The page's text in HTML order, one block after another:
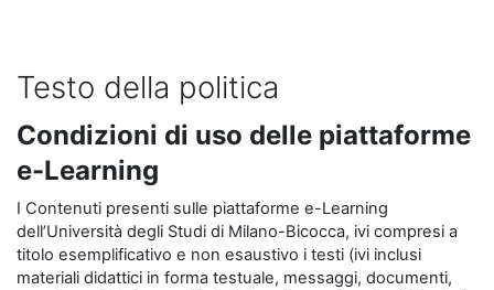
Testo della politica
Condizioni di uso delle piattaforme
e-Learning
I Contenuti presenti sulle piattaforme e-Learning
dell’Università degli Studi di Milano-Bicocca, ivi compresi a
titolo esemplificativo e non esaustivo i testi (ivi inclusi
materiali didattici in forma testuale, messaggi, documenti,